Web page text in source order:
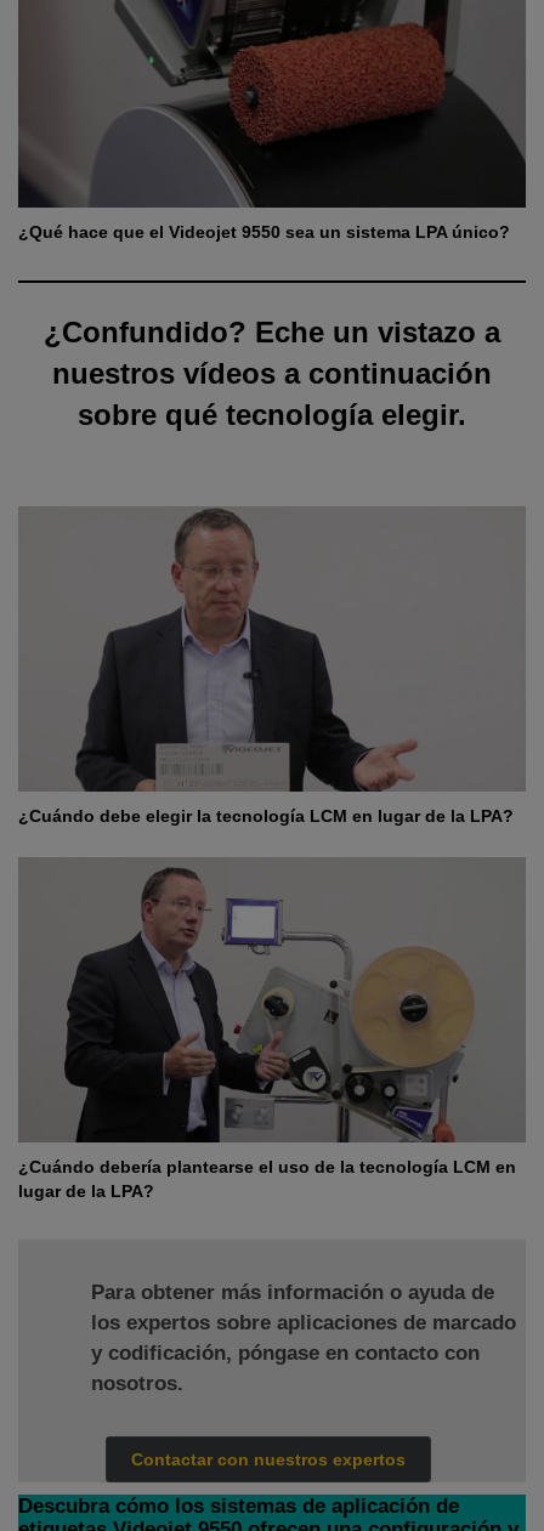
¿Qué hace que el Videojet 9550 sea un sistema LPA único?
¿Confundido? Eche un vistazo a
nuestros vídeos a continuación
sobre qué tecnología elegir.
¿Cuándo debe elegir la tecnología LCM en lugar de la LPA?
¿Cuándo debería plantearse el uso de la tecnología LCM en
lugar de la LPA?
Para obtener más información o ayuda de
los expertos sobre aplicaciones de marcado
y codificación, póngase en contacto con
nosotros.
Contactar con nuestros expertos
Descubra cómo los sistemas de aplicación de